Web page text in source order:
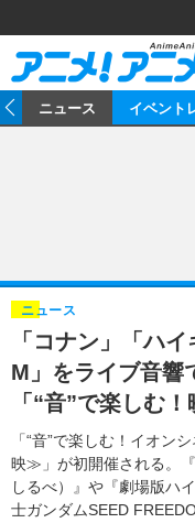
ゲーム
イベント
海外イベント
俳優・タレント
ビジネス
アニメ
書評
ゲーム
動画
アニメ
アニメ！アニメ！TV
連載・コラム
ニュース イベント
「コナン」「ハ
M」をライブ音響
「“音”で楽しむ
「“音”で楽しむ！イオン
映≫」が初開催される。
しるべ）』や『劇場版ハ
士ガンダムSEED
ニュース